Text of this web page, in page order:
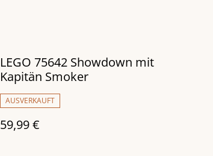
LEGO 75642 Showdown mit
Kapitän Smoker
AUSVERKAUFT
59,99 €